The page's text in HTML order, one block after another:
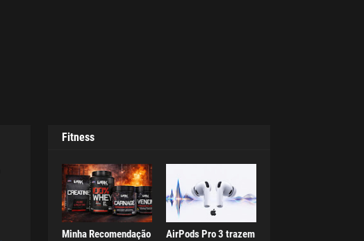
Fitness
Minha Recomendação
AirPods Pro 3 trazem